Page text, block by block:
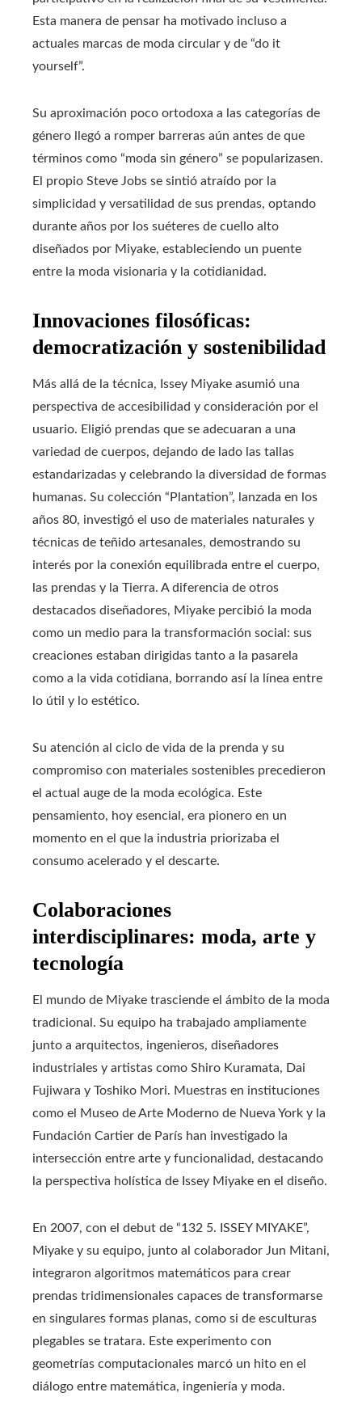
Esta manera de pensar ha motivado incluso a
actuales marcas de moda circular y de “do it
yourself”.
Su aproximación poco ortodoxa a las categorías de
género llegó a romper barreras aún antes de que
términos como “moda sin género” se popularizasen.
El propio Steve Jobs se sintió atraído por la
simplicidad y versatilidad de sus prendas, optando
durante años por los suéteres de cuello alto
diseñados por Miyake, estableciendo un puente
entre la moda visionaria y la cotidianidad.
Innovaciones filosóficas:
democratización y sostenibilidad
Más allá de la técnica, Issey Miyake asumió una
perspectiva de accesibilidad y consideración por el
usuario. Eligió prendas que se adecuaran a una
variedad de cuerpos, dejando de lado las tallas
estandarizadas y celebrando la diversidad de formas
humanas. Su colección “Plantation”, lanzada en los
años 80, investigó el uso de materiales naturales y
técnicas de teñido artesanales, demostrando su
interés por la conexión equilibrada entre el cuerpo,
las prendas y la Tierra. A diferencia de otros
destacados diseñadores, Miyake percibió la moda
como un medio para la transformación social: sus
creaciones estaban dirigidas tanto a la pasarela
como a la vida cotidiana, borrando así la línea entre
lo útil y lo estético.
Su atención al ciclo de vida de la prenda y su
compromiso con materiales sostenibles precedieron
el actual auge de la moda ecológica. Este
pensamiento, hoy esencial, era pionero en un
momento en el que la industria priorizaba el
consumo acelerado y el descarte.
Colaboraciones
interdisciplinares: moda, arte y
tecnología
El mundo de Miyake trasciende el ámbito de la moda
tradicional. Su equipo ha trabajado ampliamente
junto a arquitectos, ingenieros, diseñadores
industriales y artistas como Shiro Kuramata, Dai
Fujiwara y Toshiko Mori. Muestras en instituciones
como el Museo de Arte Moderno de Nueva York y la
Fundación Cartier de París han investigado la
intersección entre arte y funcionalidad, destacando
la perspectiva holística de Issey Miyake en el diseño.
En 2007, con el debut de “132 5. ISSEY MIYAKE”,
Miyake y su equipo, junto al colaborador Jun Mitani,
integraron algoritmos matemáticos para crear
prendas tridimensionales capaces de transformarse
en singulares formas planas, como si de esculturas
plegables se tratara. Este experimento con
geometrías computacionales marcó un hito en el
diálogo entre matemática, ingeniería y moda.